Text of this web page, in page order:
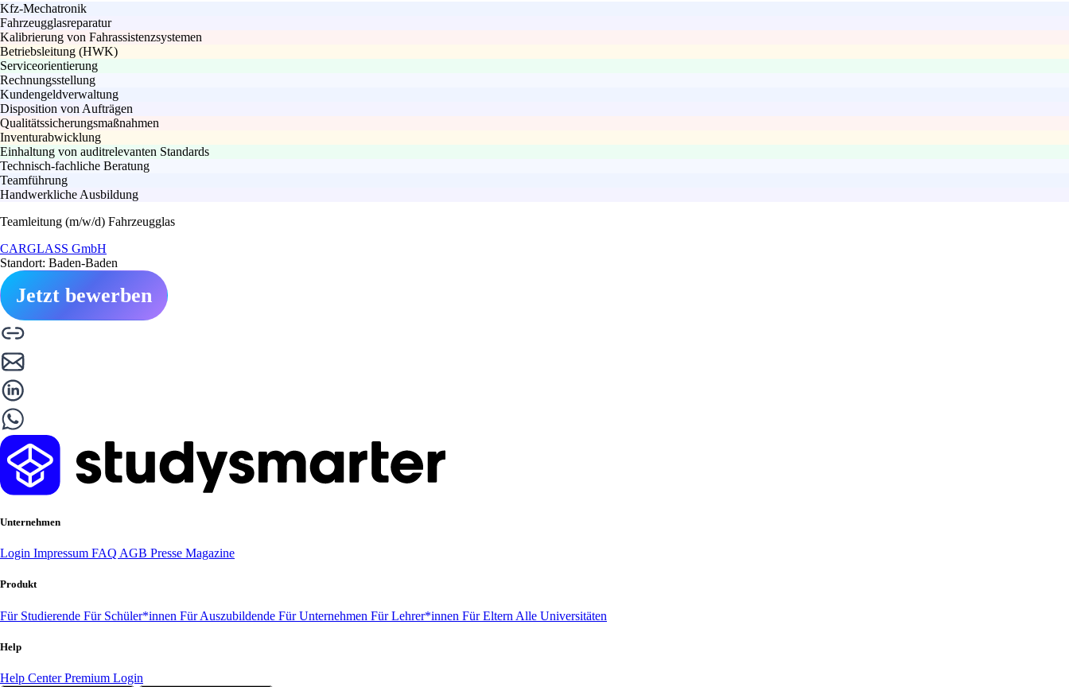
Kfz-Mechatronik
Fahrzeugglasreparatur
Kalibrierung von Fahrassistenzsystemen
Betriebsleitung (HWK)
Serviceorientierung
Rechnungsstellung
Kundengeldverwaltung
Disposition von Aufträgen
Qualitätssicherungsmaßnahmen
Inventurabwicklung
Einhaltung von auditrelevanten Standards
Technisch-fachliche Beratung
Teamführung
Handwerkliche Ausbildung
Teamleitung (m/w/d) Fahrzeugglas
CARGLASS GmbH
Standort: Baden-Baden
Jetzt bewerben
Unternehmen
Login Impressum FAQ AGB Presse Magazine
Produkt
Für Studierende Für Schüler*innen Für Auszubildende Für Unternehmen Für Lehrer*innen Für Eltern Alle Universitäten
Help
Help CenterPremium Login